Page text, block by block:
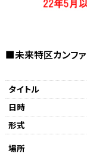
■未来特区カンフ
タイトル
日時
形式
場所